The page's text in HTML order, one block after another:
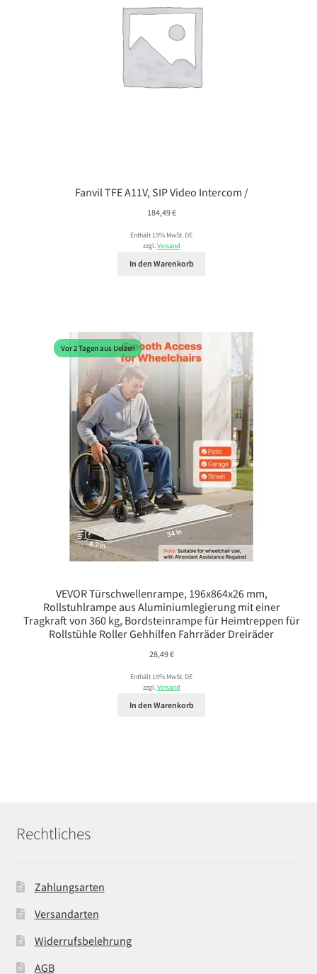
Fanvil TFE A11V, SIP Video Intercom /
184,49€
Enthält 19% MwSt. DE
zzgl.Versand
In den Warenkorb
Vor 2 Tagen aus Uelzen
VEVOR Türschwellenrampe, 196x864x26 mm,
Rollstuhlrampe aus Aluminiumlegierung mit einer
Tragkraft von 360 kg, Bordsteinrampe für Heimtreppen für
Rollstühle Roller Gehhilfen Fahrräder Dreiräder
28,49€
Enthält 19% MwSt. DE
zzgl.Versand
In den Warenkorb
Rechtliches
Zahlungsarten
Versandarten
Widerrufsbelehrung
AGB